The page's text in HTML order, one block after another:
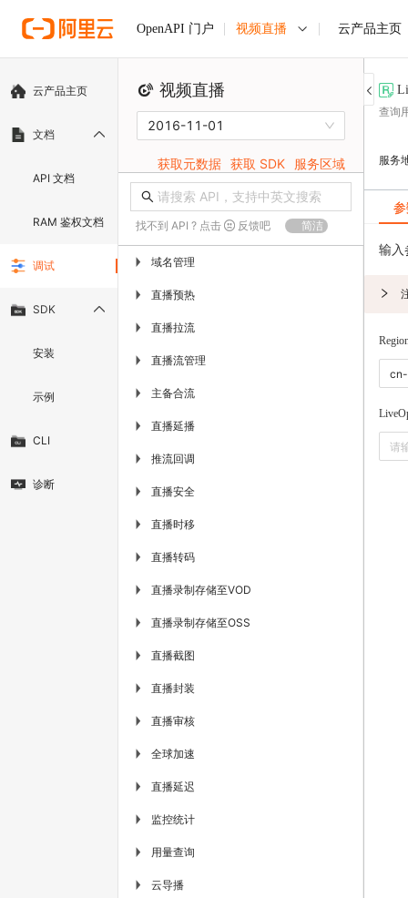
OpenAPI 门户 视频直播 云产品主页
云产品主页
文档
API 文档
RAM 鉴权文档
调试
SDK
安装
示例
CLI
诊断
视频直播
2016-11-01
获取元数据 获取 SDK 服务区域
找不到 API ? 点击 反馈吧 简洁
▶ 域名管理
▶ 直播预热
▶ 直播拉流
▶ 直播流管理
▶ 主备合流
▶ 直播延播
▶ 推流回调
▶ 直播安全
▶ 直播时移
▶ 直播转码
▶ 直播录制存储至VOD
▶ 直播录制存储至OSS
▶ 直播截图
▶ 直播封装
▶ 直播审核
▶ 全球加速
▶ 直播延迟
▶ 监控统计
▶ 用量查询
▶ 云导播
查询
服务
输入